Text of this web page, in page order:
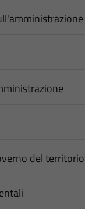
del territorio